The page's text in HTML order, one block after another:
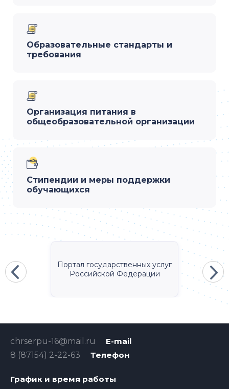
Образовательные стандарты и
требования
Организация питания в
общеобразовательной организации
Стипендии и меры поддержки
обучающихся
Портал государственных услуг
Российской Федерации
E-mail
chrserpu-16@mail.ru
Телефон
8 (87154) 2-22-63
График и время работы